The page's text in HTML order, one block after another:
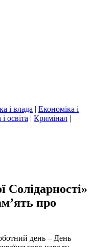
і влада | Економіка і
освіта | Кримінал |
Солідарності»
про
день – День